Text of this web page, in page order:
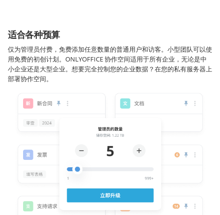
适合各种预算
仅为管理员付费，免费添加任意数量的普通用户和访客。小型团队可以使
用免费的初创计划。ONLYOFFICE 协作空间适用于所有企业，无论是中
小企业还是大型企业。想要完全控制您的企业数据？在您的私有服务器上
部署协作空间。